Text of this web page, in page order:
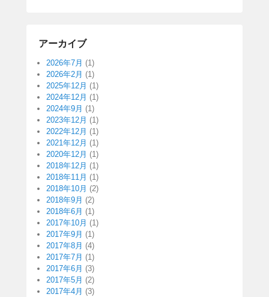
アーカイブ
2026年7月 (1)
2026年2月 (1)
2025年12月 (1)
2024年12月 (1)
2024年9月 (1)
2023年12月 (1)
2022年12月 (1)
2021年12月 (1)
2020年12月 (1)
2018年12月 (1)
2018年11月 (1)
2018年10月 (2)
2018年9月 (2)
2018年6月 (1)
2017年10月 (1)
2017年9月 (1)
2017年8月 (4)
2017年7月 (1)
2017年6月 (3)
2017年5月 (2)
2017年4月 (3)